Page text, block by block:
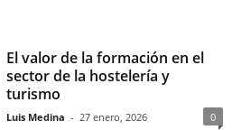
El valor de la formación en el
sector de la hostelería y
turismo
Luis Medina - 27 enero, 2026 0